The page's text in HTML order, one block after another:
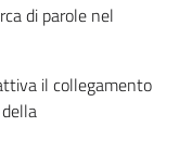
di parole nel
il collegamento